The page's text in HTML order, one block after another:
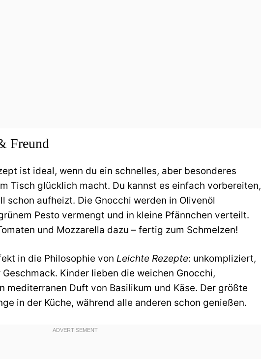
Freund
ist ideal, wenn du ein schnelles, aber besonderes
Tisch glücklich macht. Du kannst es einfach vorbereiten,
schon aufheizt. Die Gnocchi werden in Olivenöl
Pesto vermengt und in kleine Pfännchen verteilt.
und Mozzarella dazu – fertig zum Schmelzen!
in die Philosophie von Leichte Rezepte: unkompliziert,
Kinder lieben die weichen Gnocchi,
mediterranen Duft von Basilikum und Käse. Der größte
in der Küche, während alle anderen schon genießen.